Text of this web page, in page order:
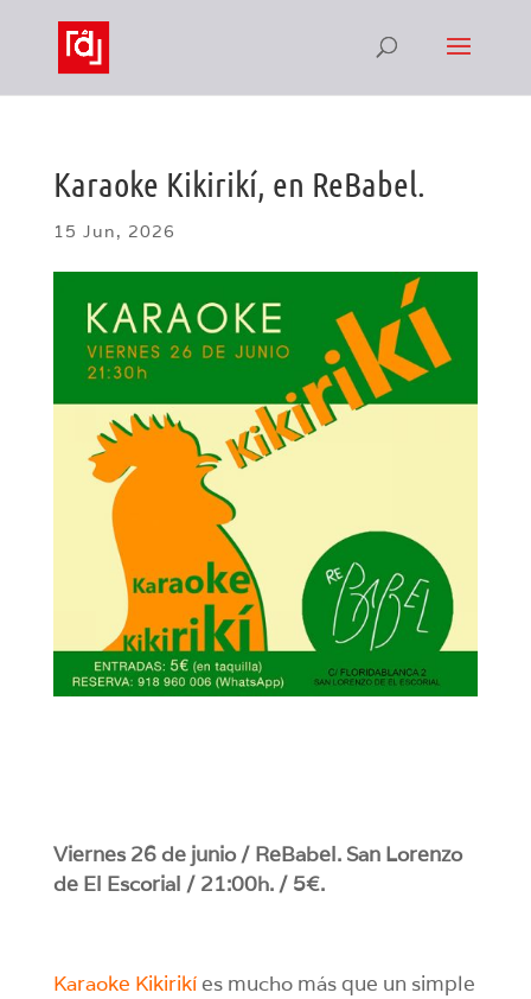
Karaoke Kikirikí, en ReBabel.
15 Jun, 2026
Viernes 26 de junio / ReBabel. San Lorenzo
de El Escorial / 21:00h. / 5€.
Karaoke Kikirikíes mucho más que un simple